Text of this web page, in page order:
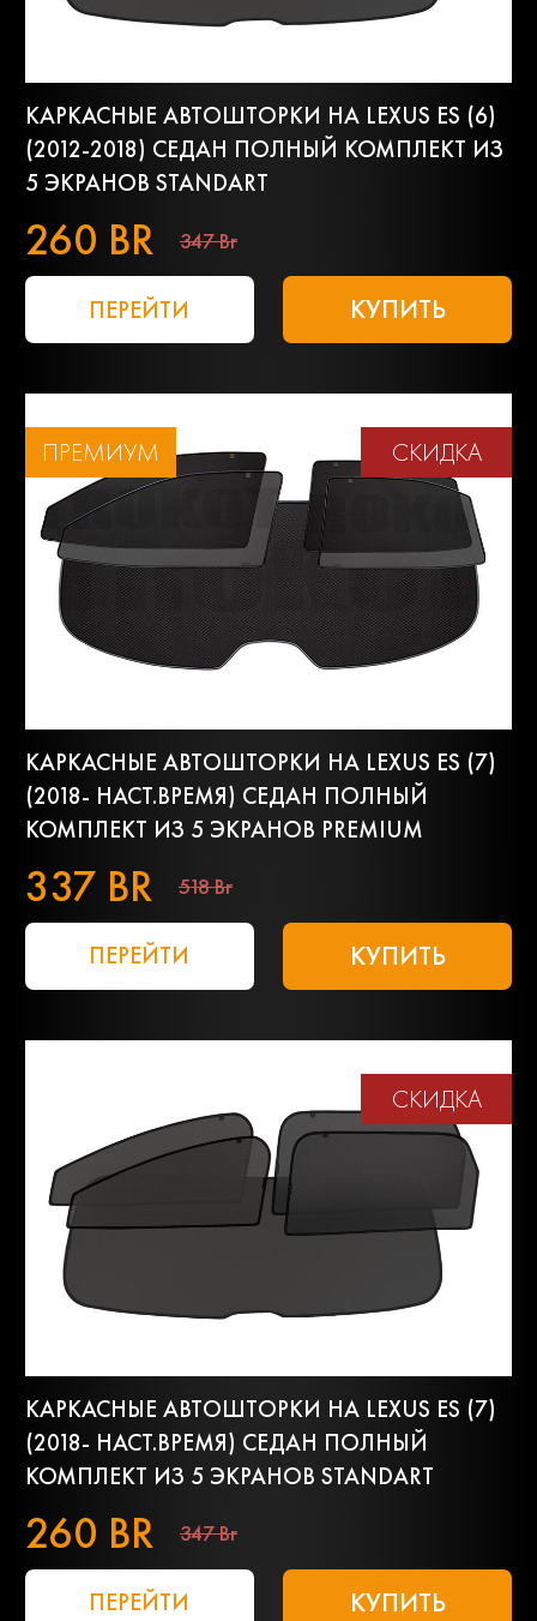
КАРКАСНЫЕ АВТОШТОРКИ НА LEXUS ES (6)
(2012-2018) СЕДАН ПОЛНЫЙ КОМПЛЕКТ ИЗ
5 ЭКРАНОВ STANDART
260 BR 347 Br
ПЕРЕЙТИ КУПИТЬ
ПРЕМИУМ СКИДКА
КАРКАСНЫЕ АВТОШТОРКИ НА LEXUS ES (7)
(2018- НАСТ.ВРЕМЯ) СЕДАН ПОЛНЫЙ
КОМПЛЕКТ ИЗ 5 ЭКРАНОВ PREMIUM
337 BR 518 Br
ПЕРЕЙТИ КУПИТЬ
СКИДКА
КАРКАСНЫЕ АВТОШТОРКИ НА LEXUS ES (7)
(2018- НАСТ.ВРЕМЯ) СЕДАН ПОЛНЫЙ
КОМПЛЕКТ ИЗ 5 ЭКРАНОВ STANDART
260 BR 347 Br
ПЕРЕЙТИ КУПИТЬ